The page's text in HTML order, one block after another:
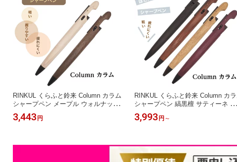
RINKUL くらふと鈴来 Column カラム
シャープペン メープル ウォルナット
木製 シャープペンシル 木軸 シャーペ
ン 0.5 書きやすい 高級 ギフト プレゼ
ャープペン 入学祝 就職祝
3,443 円
RINKUL くらふと鈴来 Column カ
シャープペン 縞黒檀 サティーネ 木
木製 シャーペン 木軸 中学生 高校生
入学祝い 就職祝い おしゃれ文具 男
ーペン おしゃれ 木のシャーペン
3,993 円 ～